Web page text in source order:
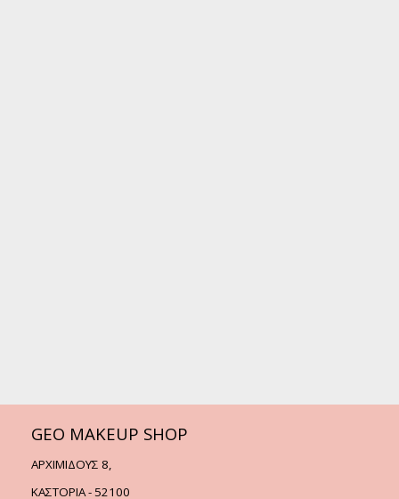
GEO MAKEUP SHOP
ΑΡΧΙΜΙΔΟΥΣ 8,
ΚΑΣΤΟΡΙΑ - 52100